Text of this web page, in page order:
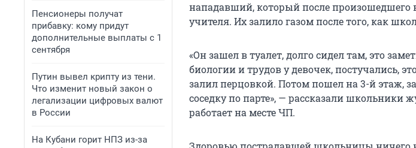
Пенсионеры получат
прибавку: кому придут
дополнительные выплаты с 1
сентября
Путин вывел крипту из тени.
Что изменит новый закон о
легализации цифровых валют
в России
На Кубани горит НПЗ из-за
нападавший, который после произошедшего
учителя. Их залило газом после того, как
«Он зашел в туалет, долго сидел там, это
биологии и трудов у девочек, постучались,
залил перцовкой. Потом пошел на 3-й этаж,
соседку по парте», — рассказали школьники
работает на месте ЧП.